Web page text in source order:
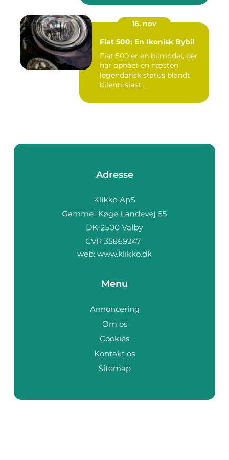
16. nov
Fiat 500: En Ikonisk Bybil
Fiat 500 er en bilmodel, der
har opnået en næsten
legendarisk status blandt
bilentusiast...
Adresse
web: www.klikko.dk
Menu
Annoncering
Om os
Cookies
Kontakt os
Sitemap